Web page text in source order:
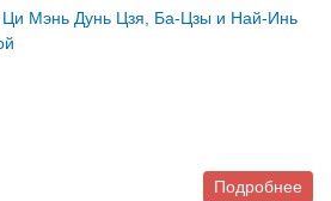
Ци Мэнь Дунь Цзя, Ба-Цзы и Най-Инь
Подробнее